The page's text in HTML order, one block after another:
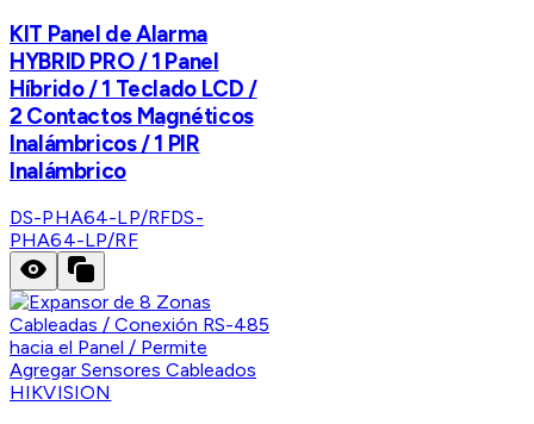
KIT Panel de Alarma
HYBRID PRO / 1 Panel
Híbrido / 1 Teclado LCD /
2 Contactos Magnéticos
Inalámbricos / 1 PIR
Inalámbrico
DS-PHA64-LP/RFDS-
PHA64-LP/RF
HIKVISION